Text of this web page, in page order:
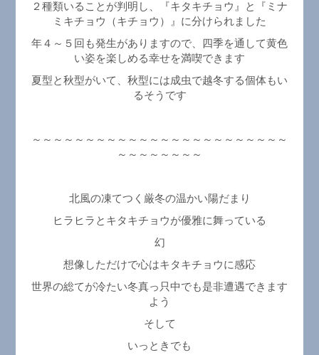
２種類いることが判明し、『キタキチョウ』と『ミナ
ミキチョウ（キチョウ）』に分けられました
年４～５回も発生がありますので、四季を通して黄色
い姿を楽しめる幸せを満喫できます
夏型と秋型がいて、秋型には成虫で越冬する個体もい
るそうです
～～～～～～～～～～～～～～～～～～～～～～～～
～～～～～～～～
北風の凍てつく厳冬の温かい陽だまり
ヒラヒラとキタキチョウが優雅に舞っている
幻
想像しただけで心はキタキチョウに感応
世界の総てが冷たい冬真っ只中でも是非遭遇できます
よう
そして
いっときでも